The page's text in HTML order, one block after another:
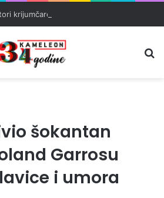
šokantan
Garrosu
i umora